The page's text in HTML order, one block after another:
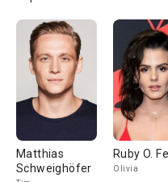
Matthias
Schweighöfer
Ruby O.
Olivia